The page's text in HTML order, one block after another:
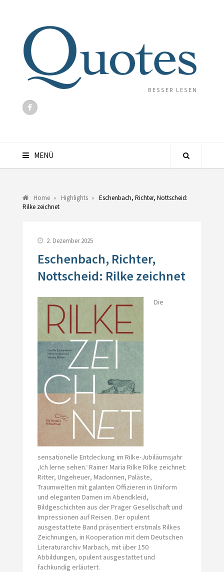
BESSER LESEN
MENÜ
Home Highlights
Eschenbach, Richter, Nottscheid:
Rilke zeichnet
2. Dezember 2025
Eschenbach, Richter,
Nottscheid: Rilke zeichnet
Die
sensationelle Entdeckung im Rilke-Jubiläumsjahr
‚Ich lerne sehen.‘ Rainer Maria Rilke Rilke zeichnet:
Ritter, Ungeheuer, Madonnen, Paläste,
Traumwelten mit galanten Offizieren in Uniform
und eleganten Damen im Abendkleid,
Bildgeschichten aus der Prager Gesellschaft und
Impressionen auf Reisen. Der opulent
ausgestattete Band präsentiert erstmals Rilkes
Zeichnungen, in Kooperation mit dem Deutschen
Literaturarchiv Marbach, mit über 150
Abbildungen, opulent ausgestattet und
fachkundig erläutert.